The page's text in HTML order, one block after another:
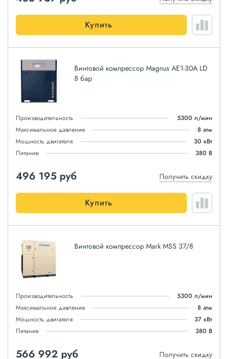
Купить
Винтовой компрессор Magnus АЕ1-30A LD
8 бар
Производительность
5300 л/мин
Максимальное давление
8 атм
Мощность двигателя
30 кВт
Питание
380 В
496 195 руб Получить скидку
Купить
Винтовой компрессор Mark MSS 37/8
Производительность
5300 л/мин
Максимальное давление
8 атм
Мощность двигателя
37 кВт
Питание
380 В
566 992 руб Получить скидку